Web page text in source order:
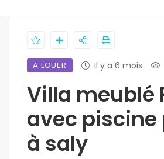
A LOUER Il y a 6 mois
Villa meublé
avec piscine
à saly